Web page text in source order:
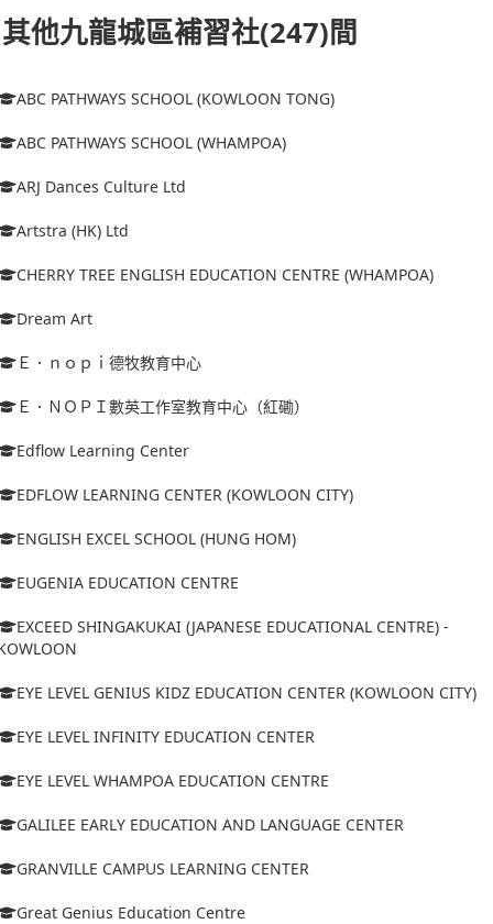
其他九龍城區補習社(247)間
ABC PATHWAYS SCHOOL (KOWLOON TONG)
ABC PATHWAYS SCHOOL (WHAMPOA)
ARJ Dances Culture Ltd
Artstra (HK) Ltd
CHERRY TREE ENGLISH EDUCATION CENTRE (WHAMPOA)
Dream Art
Ｅ．ｎｏｐｉ德牧教育中心
Ｅ．ＮＯＰＩ數英工作室教育中心（紅磡）
Edflow Learning Center
EDFLOW LEARNING CENTER (KOWLOON CITY)
ENGLISH EXCEL SCHOOL (HUNG HOM)
EUGENIA EDUCATION CENTRE
EXCEED SHINGAKUKAI (JAPANESE EDUCATIONAL CENTRE) -
EYE LEVEL GENIUS KIDZ EDUCATION CENTER (KOWLOON CITY)
EYE LEVEL INFINITY EDUCATION CENTER
EYE LEVEL WHAMPOA EDUCATION CENTRE
GALILEE EARLY EDUCATION AND LANGUAGE CENTER
GRANVILLE CAMPUS LEARNING CENTER
Great Genius Education Centre